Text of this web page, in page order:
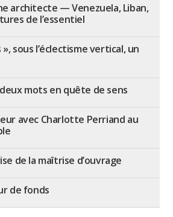
architecte — Venezuela, Liban,
de l’essentiel
sous l’éclectisme vertical, un
mots en quête de sens
avec Charlotte Perriand au
de la maîtrise d’ouvrage
de fonds